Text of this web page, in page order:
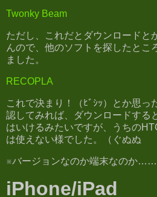
Twonky Beam
ただし、これだとダウンロードと
んので、他のソフトを探したとこ
ました。
RECOPLA
これで決まり！（ﾋﾞｼｯ）とか思っ
認してみれば、ダウンロードする
はいけるみたいですが、うちの
は使えない様でした。（ぐぬぬ
※バージョンなのか端末なのか……
iPhone/iPad